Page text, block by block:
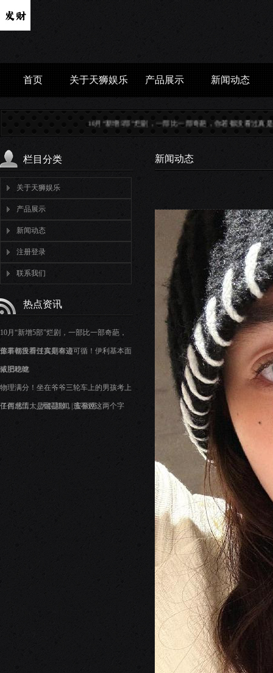
首页 关于天狮娱乐 产品展示 新闻动态
10月“新增5部”烂剧，一部比一部奇葩，你若都没看过真是幸运... 董事朝鲁辞任实则
栏目分类
关于天狮娱乐
产品展示
新闻动态
注册登录
联系我们
热点资讯
10月“新增5部”烂剧，一部比一部奇葩，
你若都没看过真是幸运
董事朝鲁辞任实则有迹可循！伊利基本面
依旧稳健
减肥吃吃
物理满分！坐在爷爷三轮车上的男孩考上
了西北工大_大皖新闻 | 安徽网
任何感情，是聚是散，逃不过这两个字
新闻动态